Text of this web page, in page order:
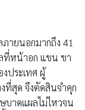
ายนอกมากถึง 41
ที่หน้าอก แขน ขา
ประเทศ ผู้
ที่สุด จึงตัดสินจำคุก
าดแผลไม่ไหวจน